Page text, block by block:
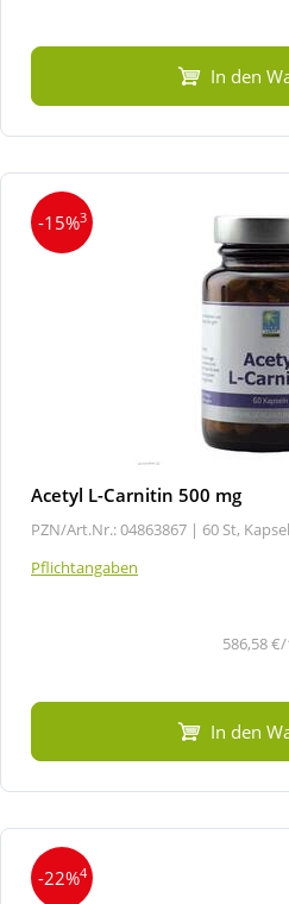
In den
-15%3
Acetyl L-Carnitin 500 mg
PZN/Art.Nr.: 04863867 | 60 St,
Pflichtangaben
586,58
In den
-22%4